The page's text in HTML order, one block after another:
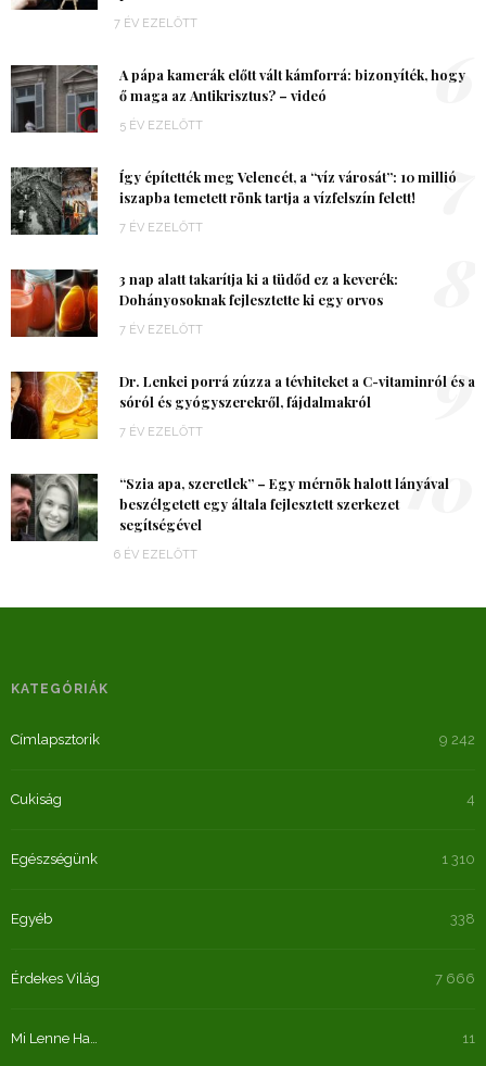
7 ÉV EZELŐTT
A pápa kamerák előtt vált kámforrá: bizonyíték, hogy
ő maga az Antikrisztus? – videó
5 ÉV EZELŐTT
6
Így építették meg Velencét, a “víz városát”: 10 millió
iszapba temetett rönk tartja a vízfelszín felett!
7 ÉV EZELŐTT
7
3 nap alatt takarítja ki a tüdőd ez a keverék:
Dohányosoknak fejlesztette ki egy orvos
7 ÉV EZELŐTT
Dr. Lenkei porrá zúzza a tévhiteket a C-vitaminról és a
sóról és gyógyszerekről, fájdalmakról
7 ÉV EZELŐTT
9
“Szia apa, szeretlek” – Egy mérnök halott lányával
beszélgetett egy általa fejlesztett szerkezet
segítségével
6 ÉV EZELŐTT
10
KATEGÓRIÁK
Címlapsztorik 9 242
Cukiság 4
Egészségünk 1 310
Egyéb 338
Érdekes Világ 7 666
Mi Lenne Ha… 11